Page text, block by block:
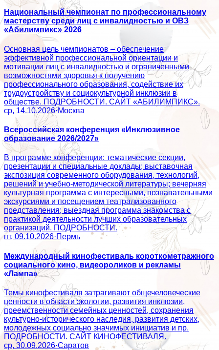
Национальный чемпионат по профессиональному
мастерству среди лиц с инвалидностью и ОВЗ
«Абилимпикс» 2026
Основная цель чемпионатов – обеспечение
эффективной профессиональной ориентации и
мотивации лиц с инвалидностью и ограниченными
возможностями здоровья к получению
профессионального образования, содействие их
трудоустройству и социокультурной инклюзии в
обществе. ПОДРОБНОСТИ. САЙТ «АБИЛИМПИКС».
ср, 14.10.2026·Москва
Всероссийская конференция «Инклюзивное
образование 2026/2027»
В программе конференции: тематические секции,
презентации и специальные доклады; выставочная
экспозиция современного оборудования, технологий,
решений и учебно-методической литературы; вечерняя
культурная программа с интересными, познавательными
экскурсиями и посещением театрализованного
представления; выездная программа знакомства с
практикой деятельности лучших образовательных
организаций. ПОДРОБНОСТИ.
пт, 09.10.2026·Пермь
Международный кинофестиваль короткометражного
социального кино, видеороликов и рекламы
«Лампа»
Темы кинофестиваля затрагивают общечеловеческие
ценности в области экологии, развития инклюзии,
преемственности семейных ценностей, сохранения
культурно-исторического наследия, развития детских,
молодежных социально значимых инициатив и пр.
ПОДРОБНОСТИ. САЙТ КИНОФЕСТИВАЛЯ.
ср, 30.09.2026·Саратов